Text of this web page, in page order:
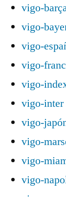
vigo-
vigo-
vigo-
vigo-
vigo-
vigo-inter
vigo-
vigo-
vigo-
vigo-